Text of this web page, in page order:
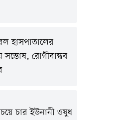
হাসপাতালের
সন্তোষ, রোগীবান্ধব
চার ইউনানী ওষুধ